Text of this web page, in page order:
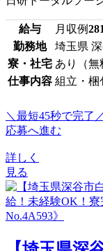
給与 月収例
勤務地
埼玉県
寮・社宅 あり（無
仕事内容 組立・梱
＼最短45秒で完了
応募へ進む
詳しく
見る